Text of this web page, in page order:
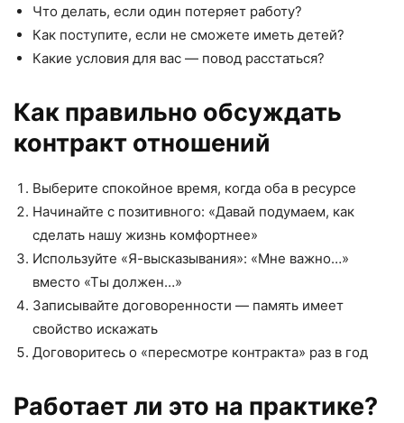
Что делать, если один потеряет работу?
Как поступите, если не сможете иметь детей?
Какие условия для вас — повод расстаться?
Как правильно обсуждать
контракт отношений
Выберите спокойное время, когда оба в ресурсе
Начинайте с позитивного: «Давай подумаем, как
сделать нашу жизнь комфортнее»
Используйте «Я-высказывания»: «Мне важно…»
вместо «Ты должен…»
Записывайте договоренности — память имеет
свойство искажать
Договоритесь о «пересмотре контракта» раз в год
Работает ли это на практике?